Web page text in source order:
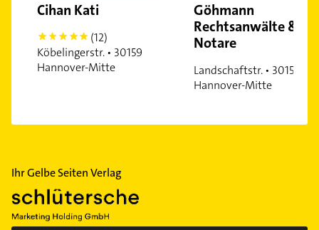
Südstadt
Seelhorst
Stöcken
Waldheim
Wettbergen
Zoo
Cihan Kati
5
(12)
Köbelingerstr. • 30159
Hannover-Mitte
Göhmann
Rechtsanwälte &
Notare
Landschaftstr. • 30159
Hannover-Mitte
Ihr Gelbe Seiten Verlag